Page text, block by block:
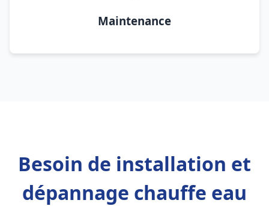
Maintenance
Besoin de installation et
dépannage chauffe eau